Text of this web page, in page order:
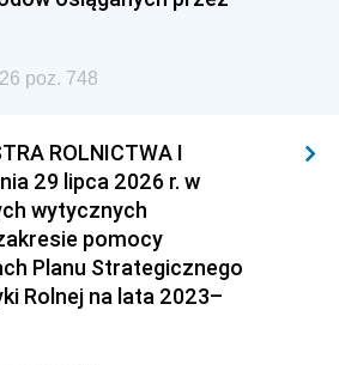
poz. 748
ROLNICTWA I
29 lipca 2026 r. w
wytycznych
pomocy
Planu Strategicznego
Rolnej na lata 2023–